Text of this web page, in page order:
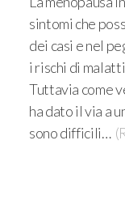
sintomi che
dei casi e nel
i rischi di
Tuttavia come
ha dato il via a
sono difficili…